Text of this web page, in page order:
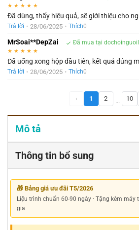
★ ★ ★ ★ ★
Đã dùng, thấy hiệu quả, sẽ giới thiệu cho
Trả lời • 28/06/2025 • Thích0
MrSoai**DepZai Đã mua tại
★ ★ ★ ★ ★
Đã uống xong hộp đầu tiên, kết quả đúng
Trả lời • 28/06/2025 • Thích0
‹ 1 2 … 10
Mô tả
Thông tin bổ sung
🎁 Bảng giá ưu đãi T5/2026
Liệu trình chuẩn 60-90 ngày · Tặng kèm
gia